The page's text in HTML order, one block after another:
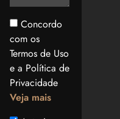
Concordo
com os
Termos de Uso
e a Política de
Privacidade
Veja mais